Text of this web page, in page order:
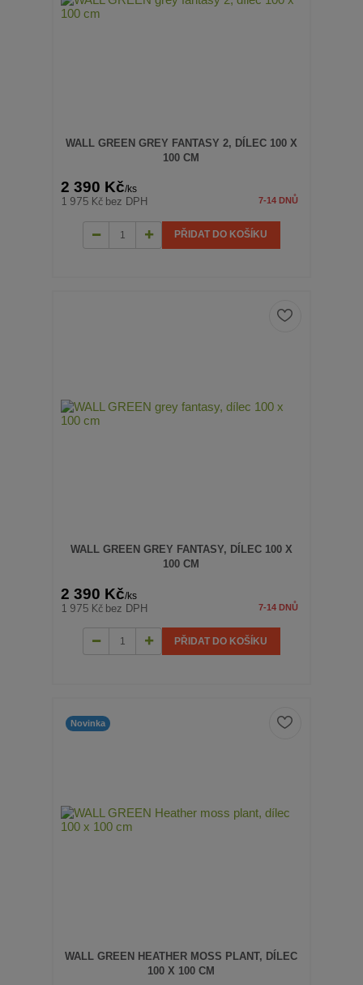
WALL GREEN GREY FANTASY 2, DÍLEC 100 X
100 CM
2 390 Kč/ks
1 975 Kč bez DPH 7-14 DNŮ
PŘIDAT DO KOŠÍKU
WALL GREEN GREY FANTASY, DÍLEC 100 X
100 CM
2 390 Kč/ks
1 975 Kč bez DPH 7-14 DNŮ
PŘIDAT DO KOŠÍKU
Novinka
WALL GREEN HEATHER MOSS PLANT, DÍLEC
100 X 100 CM